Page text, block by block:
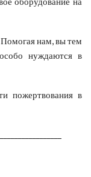
нам, вы тем
нуждаются в
пожертвования в